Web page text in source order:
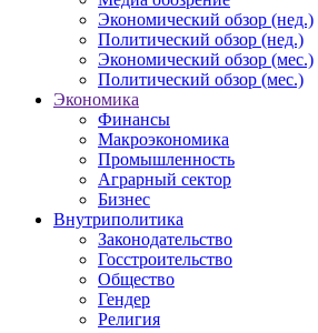
Экономический обзор (нед.)
Политический обзор (нед.)
Экономический обзор (мес.)
Политический обзор (мес.)
Экономика
Финансы
Макроэкономика
Промышленность
Аграрный сектор
Бизнес
Внутриполитика
Законодательство
Госстроительство
Общество
Гендер
Религия